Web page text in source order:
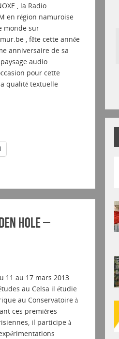
, la Radio
en région namuroise
monde sur
, fête cette année
anniversaire de sa
audio
pour cette
qualité textuelle
Hole –
11 au 17 mars 2013
au Celsa il étudie
au Conservatoire à
ces premières
il participe à